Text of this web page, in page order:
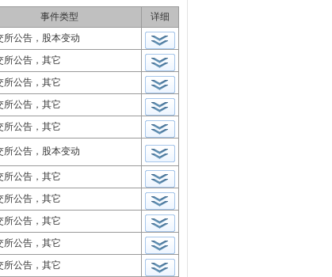
事件类型
详细
所公告，股本变动
所公告，其它
所公告，其它
所公告，其它
所公告，其它
所公告，股本变动
所公告，其它
所公告，其它
所公告，其它
所公告，其它
所公告，其它